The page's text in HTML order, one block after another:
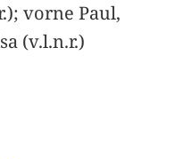
vorne Paul,
(v.l.n.r.)